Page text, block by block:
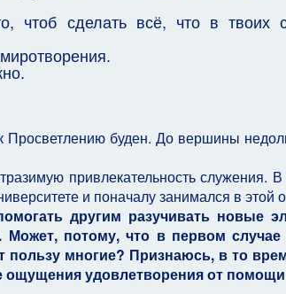
чтоб сделать всё, что в твоих
Просветлению буден. До вершины
привлекательность служения.
и поначалу занимался в этой
другим разучивать новые
потому, что в первом
пользу многие? Признаюсь, в то
ощущения удовлетворения от